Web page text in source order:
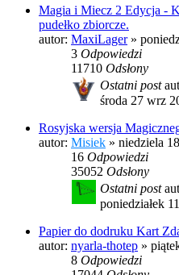
Magia i Miecz 2 Edycja -
pudełko zbiorcze.
autor: MaxiLager»
3 Odpowiedzi
11710 Odsłony
Ostatni post
środa 27 wrz
Rosyjska wersja
autor: Misiek » niedziela
16 Odpowiedzi
35052 Odsłony
Ostatni post
poniedziałek
Papier do dodruku Kart
autor: nyarla-thotep »
8 Odpowiedzi